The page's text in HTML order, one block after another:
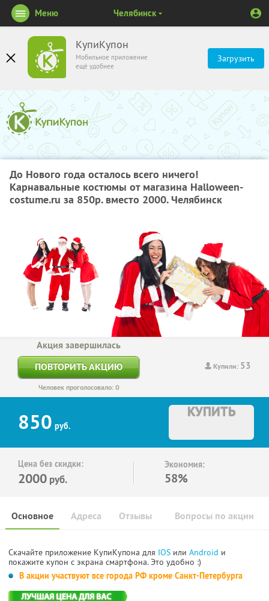
КупиКупон
Мобильное приложение
ещё удобнее
Загрузить
Меню Челябинск
До Нового года осталось всего ничего!
Карнавальные костюмы от магазина Halloween-
costume.ru за 850р. вместо 2000. Челябинск
Купили: 53
Акция завершилась
ПОВТОРИТЬ АКЦИЮ
Человек проголосовало: 0
850 руб.
КУПИТЬ
Цена без скидки:
2000 руб.
Экономия:
58%
Основное Отзывы Вопросы по акции
Адреса
Скачайте приложение КупиКупона для IOS или Android и
покажите купон с экрана смартфона. Это удобно :)
В акции участвуют все города РФ кроме Санкт-Петербурга